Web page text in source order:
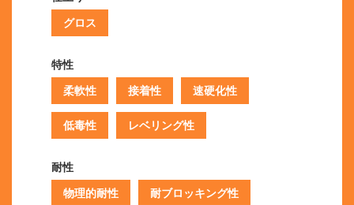
グロス
特性
柔軟性 接着性 速硬化性
低毒性 レベリング性
耐性
物理的耐性 耐ブロッキング性